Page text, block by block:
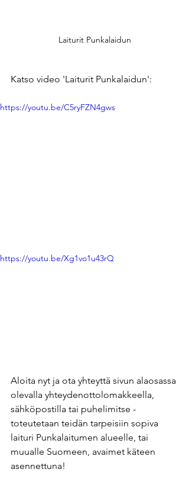
Laiturit Punkalaidun
Katso video 'Laiturit Punkalaidun':
https://youtu.be/C5ryFZN4gws
https://youtu.be/Xg1vo1u43rQ
Aloita nyt ja ota yhteyttä sivun alaosassa
olevalla yhteydenottolomakkeella,
sähköpostilla tai puhelimitse -
toteutetaan teidän tarpeisiin sopiva
laituri Punkalaitumen alueelle, tai
muualle Suomeen, avaimet käteen
asennettuna!